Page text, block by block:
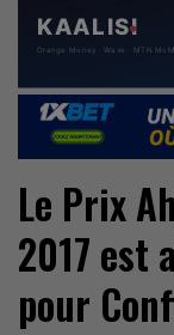
Le Prix
2017 est
pour